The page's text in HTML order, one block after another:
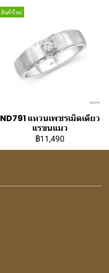
สินค้าใหม่
ND791 แหวนเพชรเม็ดเดียว
แรขนแมว
฿11,490